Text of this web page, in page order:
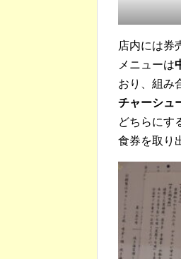
店内には券
メニューは
おり、組み
チャーシュ
どちらにす
食券を取り